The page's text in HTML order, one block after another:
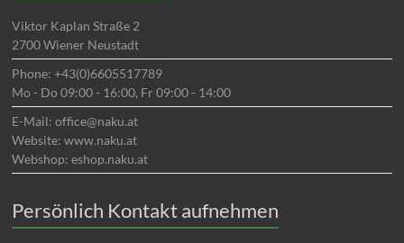
Viktor Kaplan Straße 2
2700 Wiener Neustadt
Phone: +43(0)6605517789
Mo - Do 09:00 - 16:00, Fr 09:00 - 14:00
E-Mail: office@naku.at
Website: www.naku.at
Webshop: eshop.naku.at
Persönlich Kontakt aufnehmen